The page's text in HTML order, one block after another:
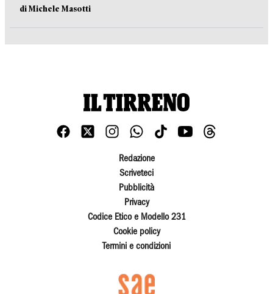
di Michele Masotti
Redazione
Scriveteci
Pubblicità
Privacy
Codice Etico e Modello 231
Cookie policy
Termini e condizioni